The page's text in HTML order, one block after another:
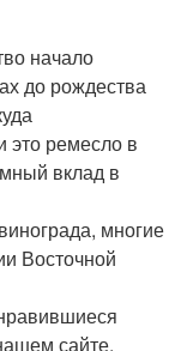
начало
до рождества
ремесло в
вклад в
многие
Восточной
сайте,